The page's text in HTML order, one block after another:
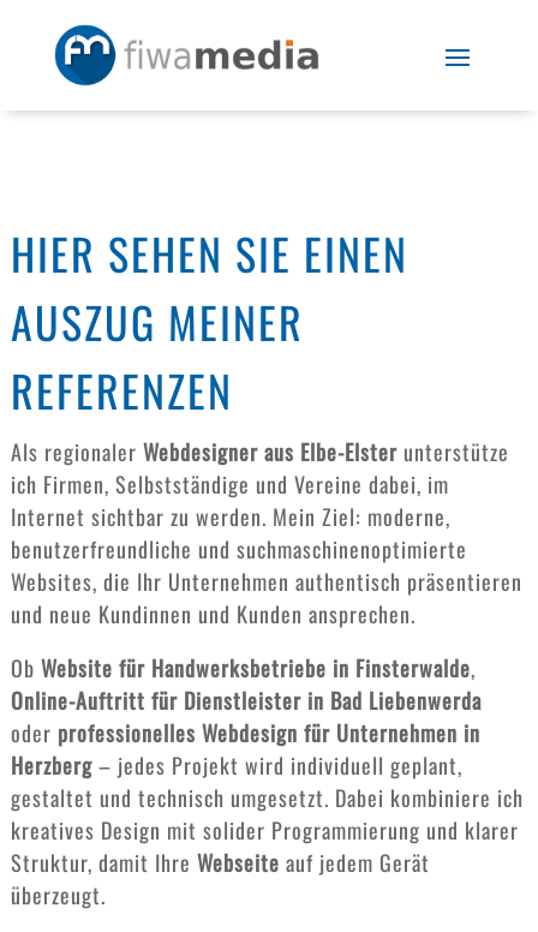
HIER SEHEN SIE EINEN
AUSZUG MEINER
REFERENZEN
Als regionaler Webdesigner aus Elbe-Elsterunterstütze
ich Firmen, Selbstständige und Vereine dabei, im
Internet sichtbar zu werden. Mein Ziel: moderne,
benutzerfreundliche und suchmaschinenoptimierte
Websites, die Ihr Unternehmen authentisch präsentieren
und neue Kundinnen und Kunden ansprechen.
Ob Website für Handwerksbetriebe in Finsterwalde,
Online-Auftritt für Dienstleister in Bad Liebenwerda
oder professionelles Webdesign für Unternehmen in
Herzberg– jedes Projekt wird individuell geplant,
gestaltet und technisch umgesetzt. Dabei kombiniere ich
kreatives Design mit solider Programmierung und klarer
Struktur, damit Ihre Webseite auf jedem Gerät
überzeugt.